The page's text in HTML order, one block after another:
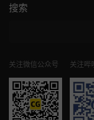
搜索
关注微信公众号 关注哔